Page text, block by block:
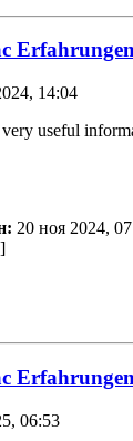
14:04
useful
20 ноя 2024,
]
06:53